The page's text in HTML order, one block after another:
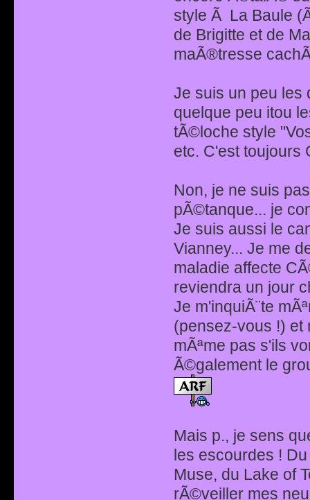
style Ã La Baule
de Brigitte et de
maÃ®tresse
Je suis un peu les
quelque peu itou
tÃ©loche style
etc. C'est toujours
Non, je ne suis
pÃ©tanque... je
Je suis aussi le
Vianney... Je me
maladie affecte
reviendra un jour
Je m'inquiÃ¨te
(pensez-vous !) et
mÃªme pas s'ils
Ã©galement le
Mais p., je sens
les escourdes !
Muse, du Lake of
rÃ©veiller mes